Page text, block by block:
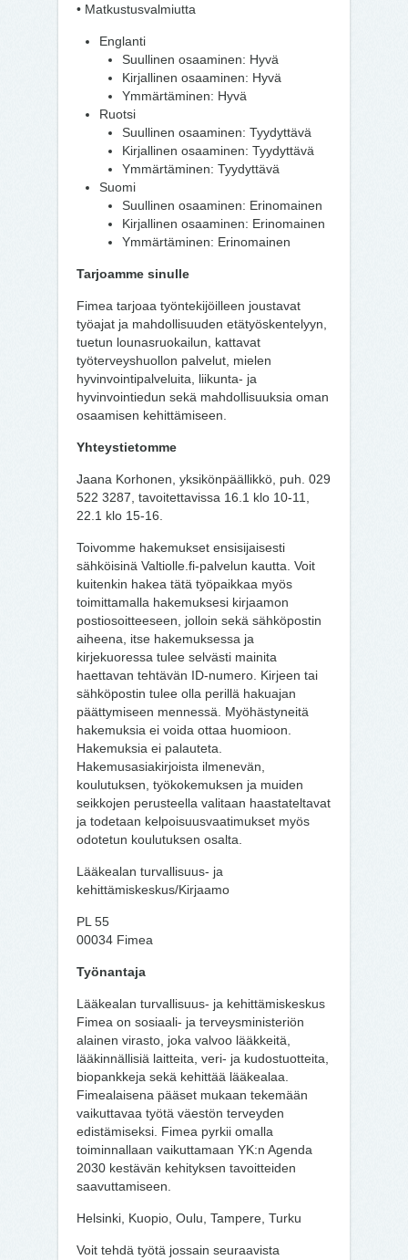
• Matkustusvalmiutta
Englanti
Suullinen osaaminen: Hyvä
Kirjallinen osaaminen: Hyvä
Ymmärtäminen: Hyvä
Ruotsi
Suullinen osaaminen: Tyydyttävä
Kirjallinen osaaminen: Tyydyttävä
Ymmärtäminen: Tyydyttävä
Suomi
Suullinen osaaminen: Erinomainen
Kirjallinen osaaminen: Erinomainen
Ymmärtäminen: Erinomainen
Tarjoamme sinulle
Fimea tarjoaa työntekijöilleen joustavat
työajat ja mahdollisuuden etätyöskentelyyn,
tuetun lounasruokailun, kattavat
työterveyshuollon palvelut, mielen
hyvinvointipalveluita, liikunta- ja
hyvinvointiedun sekä mahdollisuuksia oman
osaamisen kehittämiseen.
Yhteystietomme
Jaana Korhonen, yksikönpäällikkö, puh. 029
522 3287, tavoitettavissa 16.1 klo 10-11,
22.1 klo 15-16.
Toivomme hakemukset ensisijaisesti
sähköisinä Valtiolle.fi-palvelun kautta. Voit
kuitenkin hakea tätä työpaikkaa myös
toimittamalla hakemuksesi kirjaamon
postiosoitteeseen, jolloin sekä sähköpostin
aiheena, itse hakemuksessa ja
kirjekuoressa tulee selvästi mainita
haettavan tehtävän ID-numero. Kirjeen tai
sähköpostin tulee olla perillä hakuajan
päättymiseen mennessä. Myöhästyneitä
hakemuksia ei voida ottaa huomioon.
Hakemuksia ei palauteta.
Hakemusasiakirjoista ilmenevän,
koulutuksen, työkokemuksen ja muiden
seikkojen perusteella valitaan haastateltavat
ja todetaan kelpoisuusvaatimukset myös
odotetun koulutuksen osalta.
Lääkealan turvallisuus- ja
kehittämiskeskus/Kirjaamo
PL 55
00034 Fimea
Työnantaja
Lääkealan turvallisuus- ja kehittämiskeskus
Fimea on sosiaali- ja terveysministeriön
alainen virasto, joka valvoo lääkkeitä,
lääkinnällisiä laitteita, veri- ja kudostuotteita,
biopankkeja sekä kehittää lääkealaa.
Fimealaisena pääset mukaan tekemään
vaikuttavaa työtä väestön terveyden
edistämiseksi. Fimea pyrkii omalla
toiminnallaan vaikuttamaan YK:n Agenda
2030 kestävän kehityksen tavoitteiden
saavuttamiseen.
Helsinki, Kuopio, Oulu, Tampere, Turku
Voit tehdä työtä jossain seuraavista